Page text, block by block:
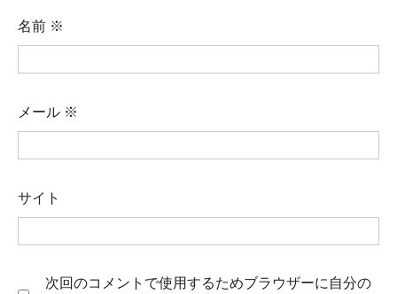
名前 ※
メール ※
サイト
次回のコメントで使用するためブラウザーに自分の